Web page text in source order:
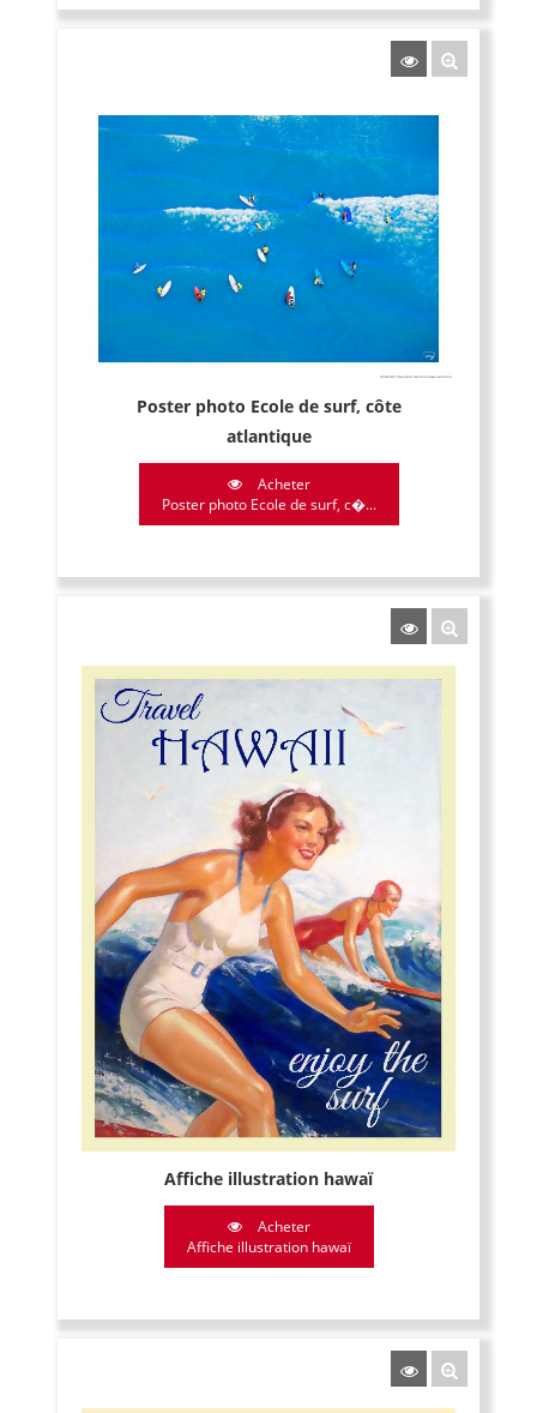
Poster photo Ecole de surf, côte
atlantique
Acheter
Poster photo Ecole de surf, c�...
Affiche illustration hawaï
Acheter
Affiche illustration hawaï